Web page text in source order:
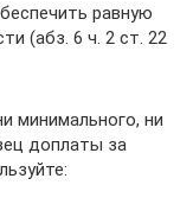
равную
(абз. 6 ч. 2 ст. 22
минимального, ни
доплаты за